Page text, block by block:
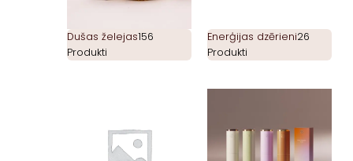
Dušas želejas156
Produkti
Enerģijas dzērieni26
Produkti